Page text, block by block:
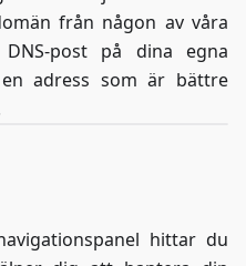
från någon av våra
post på dina egna
adress som är bättre
hittar du